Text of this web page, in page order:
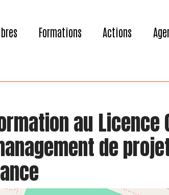
Formations Actions
au Licence
de